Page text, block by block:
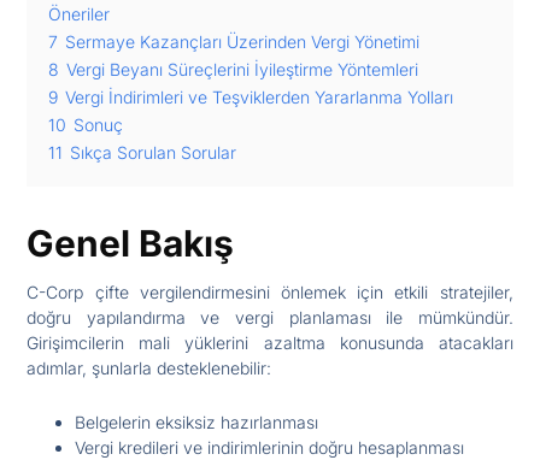
Öneriler
7 Sermaye Kazançları Üzerinden Vergi Yönetimi
8 Vergi Beyanı Süreçlerini İyileştirme Yöntemleri
9 Vergi İndirimleri ve Teşviklerden Yararlanma Yolları
10 Sonuç
11 Sıkça Sorulan Sorular
Genel Bakış
C-Corp çifte vergilendirmesini önlemek için etkili stratejiler,
doğru yapılandırma ve vergi planlaması ile mümkündür.
Girişimcilerin mali yüklerini azaltma konusunda atacakları
adımlar, şunlarla desteklenebilir:
Belgelerin eksiksiz hazırlanması
Vergi kredileri ve indirimlerinin doğru hesaplanması